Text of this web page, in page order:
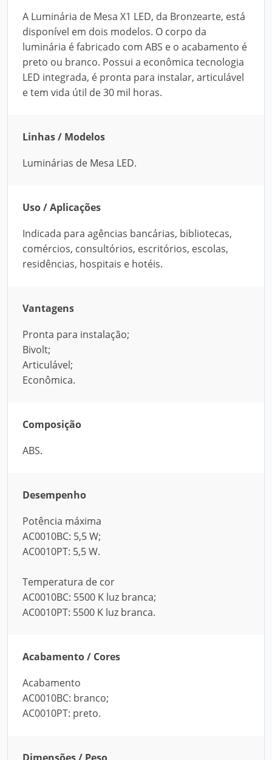
A Luminária de Mesa X1 LED, da Bronzearte, está
disponível em dois modelos. O corpo da
luminária é fabricado com ABS e o acabamento é
preto ou branco. Possui a econômica tecnologia
LED integrada, é pronta para instalar, articulável
e tem vida útil de 30 mil horas.
Linhas / Modelos
Luminárias de Mesa LED.
Uso / Aplicações
Indicada para agências bancárias, bibliotecas,
comércios, consultórios, escritórios, escolas,
residências, hospitais e hotéis.
Vantagens
Pronta para instalação;
Bivolt;
Articulável;
Econômica.
Composição
ABS.
Desempenho
Potência máxima
AC0010BC: 5,5 W;
AC0010PT: 5,5 W.
Temperatura de cor
AC0010BC: 5500 K luz branca;
AC0010PT: 5500 K luz branca.
Acabamento / Cores
Acabamento
AC0010BC: branco;
AC0010PT: preto.